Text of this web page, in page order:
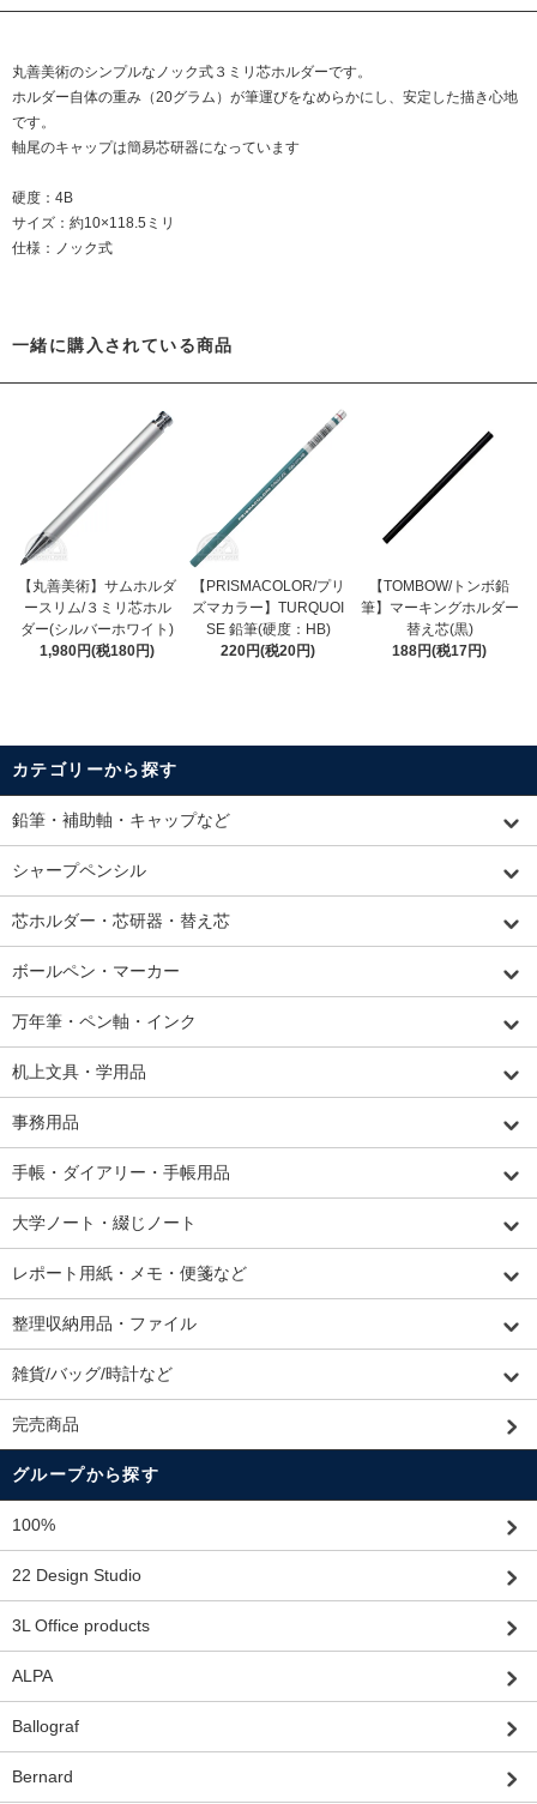
丸善美術のシンプルなノック式３ミリ芯ホルダーです。
ホルダー自体の重み（20グラム）が筆運びをなめらかにし、安定した描き心地
です。
軸尾のキャップは簡易芯研器になっています
硬度：4B
サイズ：約10×118.5ミリ
仕様：ノック式
一緒に購入されている商品
【丸善美術】サムホルダ
ースリム/３ミリ芯ホル
ダー(シルバーホワイト)
1,980円(税180円)
【PRISMACOLOR/プリ
ズマカラー】TURQUOI
SE 鉛筆(硬度：HB)
220円(税20円)
【TOMBOW/トンボ鉛
筆】マーキングホルダー
替え芯(黒)
188円(税17円)
カテゴリーから探す
鉛筆・補助軸・キャップなど
シャープペンシル
芯ホルダー・芯研器・替え芯
ボールペン・マーカー
万年筆・ペン軸・インク
机上文具・学用品
事務用品
手帳・ダイアリー・手帳用品
大学ノート・綴じノート
レポート用紙・メモ・便箋など
整理収納用品・ファイル
雑貨/バッグ/時計など
完売商品
グループから探す
100%
22 Design Studio
3L Office products
ALPA
Ballograf
Bernard